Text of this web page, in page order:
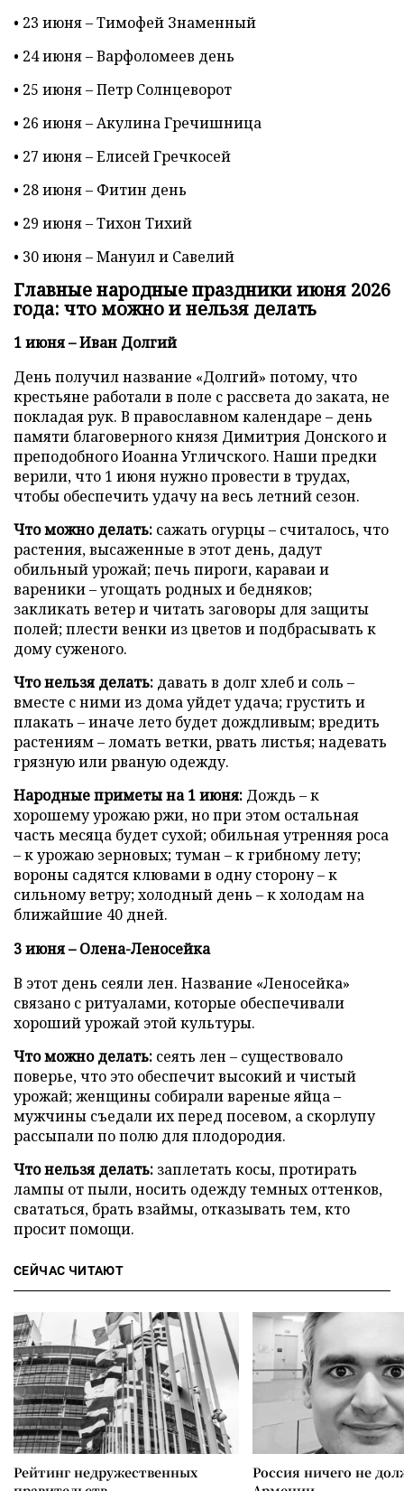
• 23 июня – Тимофей Знаменный
• 24 июня – Варфоломеев день
• 25 июня – Петр Солнцеворот
• 26 июня – Акулина Гречишница
• 27 июня – Елисей Гречкосей
• 28 июня – Фитин день
• 29 июня – Тихон Тихий
• 30 июня – Мануил и Савелий
Главные народные праздники июня 2026
года: что можно и нельзя делать
1 июня – Иван Долгий
День получил название «Долгий» потому, что
крестьяне работали в поле с рассвета до заката, не
покладая рук. В православном календаре – день
памяти благоверного князя Димитрия Донского и
преподобного Иоанна Угличского. Наши предки
верили, что 1 июня нужно провести в трудах,
чтобы обеспечить удачу на весь летний сезон.
Что можно делать: сажать огурцы – считалось, что
растения, высаженные в этот день, дадут
обильный урожай; печь пироги, караваи и
вареники – угощать родных и бедняков;
закликать ветер и читать заговоры для защиты
полей; плести венки из цветов и подбрасывать к
дому суженого.
Что нельзя делать: давать в долг хлеб и соль –
вместе с ними из дома уйдет удача; грустить и
плакать – иначе лето будет дождливым; вредить
растениям – ломать ветки, рвать листья; надевать
грязную или рваную одежду.
Народные приметы на 1 июня: Дождь – к
хорошему урожаю ржи, но при этом остальная
часть месяца будет сухой; обильная утренняя роса
– к урожаю зерновых; туман – к грибному лету;
вороны садятся клювами в одну сторону – к
сильному ветру; холодный день – к холодам на
ближайшие 40 дней.
3 июня – Олена-Леносейка
В этот день сеяли лен. Название «Леносейка»
связано с ритуалами, которые обеспечивали
хороший урожай этой культуры.
Что можно делать: сеять лен – существовало
поверье, что это обеспечит высокий и чистый
урожай; женщины собирали вареные яйца –
мужчины съедали их перед посевом, а скорлупу
рассыпали по полю для плодородия.
Что нельзя делать: заплетать косы, протирать
лампы от пыли, носить одежду темных оттенков,
свататься, брать взаймы, отказывать тем, кто
просит помощи.
СЕЙЧАС ЧИТАЮТ
Рейтинг недружественных
Россия ничего не